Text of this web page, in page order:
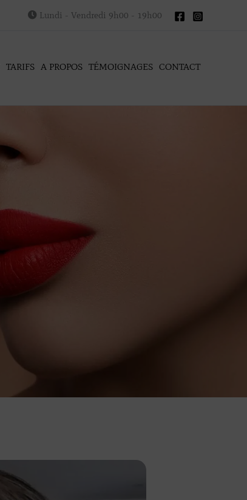
Lundi - Vendredi 9h00 - 19h00
TARIFS A PROPOS TÉMOIGNAGES CONTACT